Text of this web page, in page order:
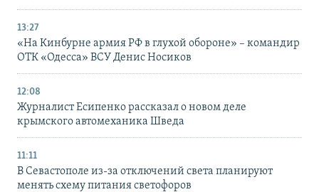
13:27
«На Кинбурне армия РФ в глухой обороне» – командир
ОТК «Одесса» ВСУ Денис Носиков
12:08
Журналист Есипенко рассказал о новом деле
крымского автомеханика Шведа
11:11
В Севастополе из-за отключений света планируют
менять схему питания светофоров